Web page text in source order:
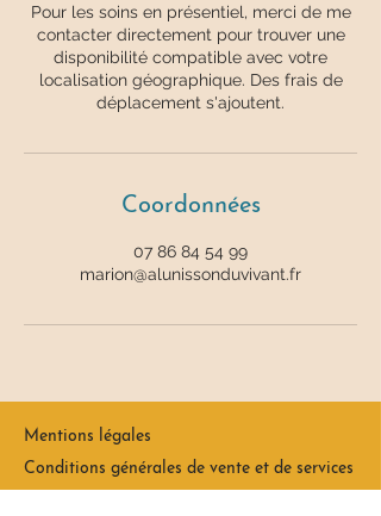
Pour les soins en présentiel, merci de me
contacter directement pour trouver une
disponibilité compatible avec votre
localisation géographique. Des frais de
déplacement s'ajoutent.
Coordonnées
07 86 84 54 99
marion@alunissonduvivant.fr
Mentions légales
Conditions générales de vente et de services